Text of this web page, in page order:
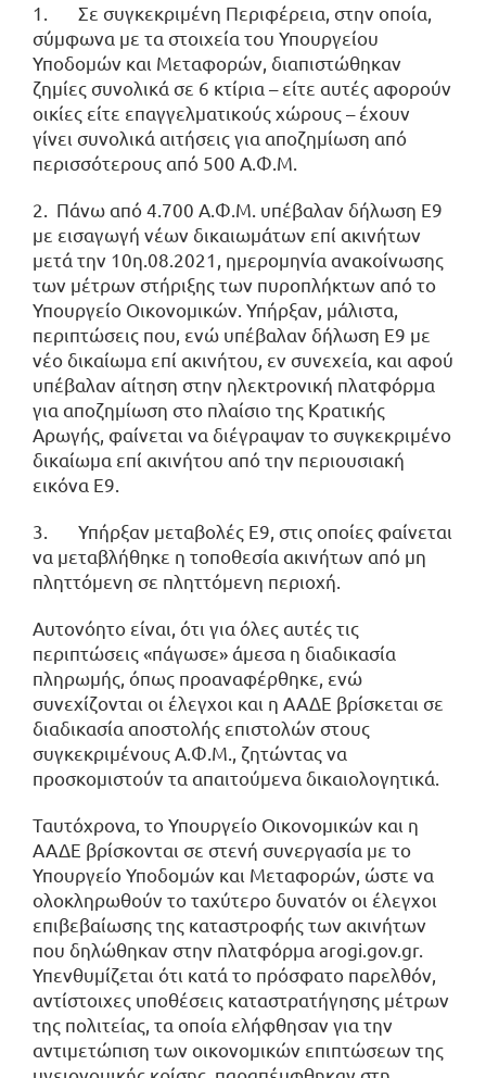
1. Σε συγκεκριμένη Περιφέρεια, στην οποία,
σύμφωνα με τα στοιχεία του Υπουργείου
Υποδομών και Μεταφορών, διαπιστώθηκαν
ζημίες συνολικά σε 6 κτίρια – είτε αυτές αφορούν
οικίες είτε επαγγελματικούς χώρους – έχουν
γίνει συνολικά αιτήσεις για αποζημίωση από
περισσότερους από 500 Α.Φ.Μ.
2. Πάνω από 4.700 Α.Φ.Μ. υπέβαλαν δήλωση Ε9
με εισαγωγή νέων δικαιωμάτων επί ακινήτων
μετά την 10η.08.2021, ημερομηνία ανακοίνωσης
των μέτρων στήριξης των πυροπλήκτων από το
Υπουργείο Οικονομικών. Υπήρξαν, μάλιστα,
περιπτώσεις που, ενώ υπέβαλαν δήλωση Ε9 με
νέο δικαίωμα επί ακινήτου, εν συνεχεία, και αφού
υπέβαλαν αίτηση στην ηλεκτρονική πλατφόρμα
για αποζημίωση στο πλαίσιο της Κρατικής
Αρωγής, φαίνεται να διέγραψαν το συγκεκριμένο
δικαίωμα επί ακινήτου από την περιουσιακή
εικόνα Ε9.
3. Υπήρξαν μεταβολές Ε9, στις οποίες φαίνεται
να μεταβλήθηκε η τοποθεσία ακινήτων από μη
πληττόμενη σε πληττόμενη περιοχή.
Αυτονόητο είναι, ότι για όλες αυτές τις
περιπτώσεις «πάγωσε» άμεσα η διαδικασία
πληρωμής, όπως προαναφέρθηκε, ενώ
συνεχίζονται οι έλεγχοι και η ΑΑΔΕ βρίσκεται σε
διαδικασία αποστολής επιστολών στους
συγκεκριμένους Α.Φ.Μ., ζητώντας να
προσκομιστούν τα απαιτούμενα δικαιολογητικά.
Ταυτόχρονα, το Υπουργείο Οικονομικών και η
ΑΑΔΕ βρίσκονται σε στενή συνεργασία με το
Υπουργείο Υποδομών και Μεταφορών, ώστε να
ολοκληρωθούν το ταχύτερο δυνατόν οι έλεγχοι
επιβεβαίωσης της καταστροφής των ακινήτων
που δηλώθηκαν στην πλατφόρμα arogi.gov.gr.
Υπενθυμίζεται ότι κατά το πρόσφατο παρελθόν,
αντίστοιχες υποθέσεις καταστρατήγησης μέτρων
της πολιτείας, τα οποία ελήφθησαν για την
αντιμετώπιση των οικονομικών επιπτώσεων της